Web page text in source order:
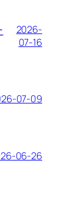
2026-
07-16
07-09
06-26